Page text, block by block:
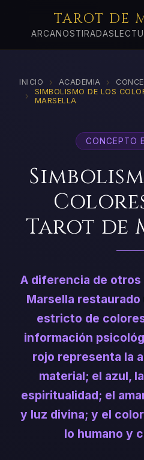
TAROT DE
ARCANOSTIRADAS
INICIO › ACADEMIA ›
›
SIMBOLISMO DE LOS
MARSELLA
CONCEPTO
Tarot de
A diferencia de otros
Marsella
estricto de
información
rojo representa la
material; el azul,
espiritualidad; el
y luz divina; y el
lo humano y